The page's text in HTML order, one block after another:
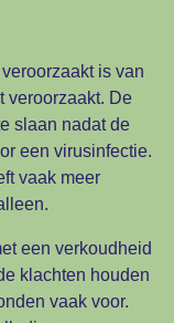
is van
veroorzaakt. De
slaan nadat de
een virusinfectie.
vaak meer
een verkoudheid
klachten houden
vaak voor.